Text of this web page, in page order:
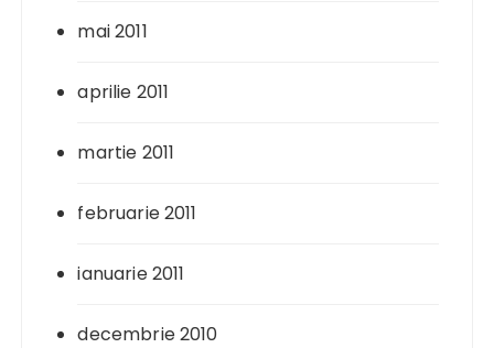
mai 2011
aprilie 2011
martie 2011
februarie 2011
ianuarie 2011
decembrie 2010